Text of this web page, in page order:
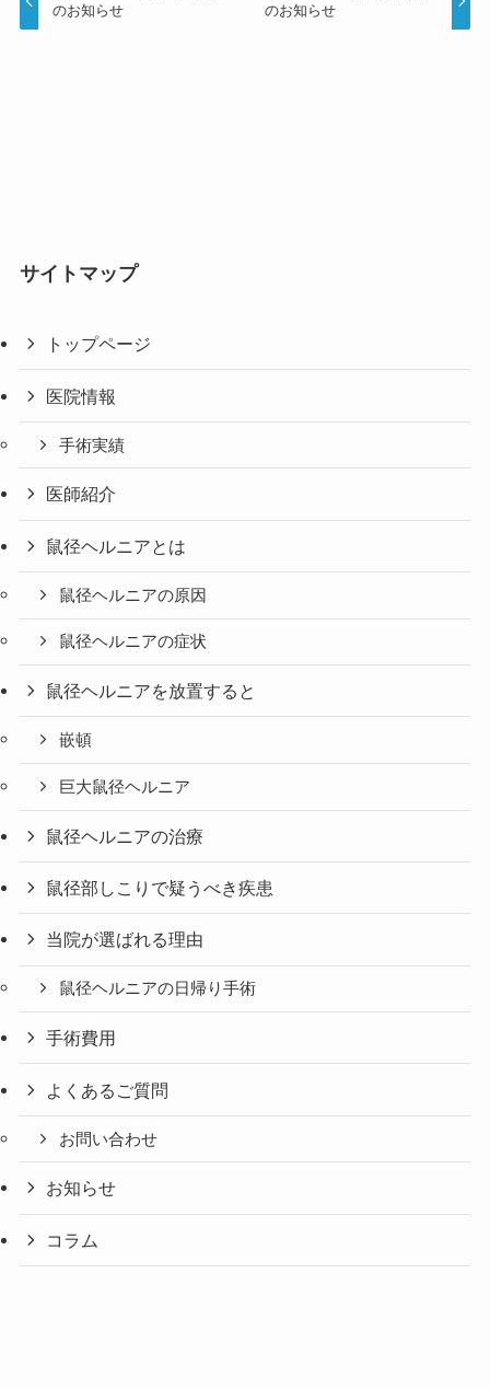
のお知らせ
のお知らせ
サイトマップ
トップページ
医院情報
手術実績
医師紹介
鼠径ヘルニアとは
鼠径ヘルニアの原因
鼠径ヘルニアの症状
鼠径ヘルニアを放置すると
嵌頓
巨大鼠径ヘルニア
鼠径ヘルニアの治療
鼠径部しこりで疑うべき疾患
当院が選ばれる理由
鼠径ヘルニアの日帰り手術
手術費用
よくあるご質問
お問い合わせ
お知らせ
コラム